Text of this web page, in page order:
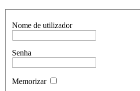
Nome de utilizador
Senha
Memorizar